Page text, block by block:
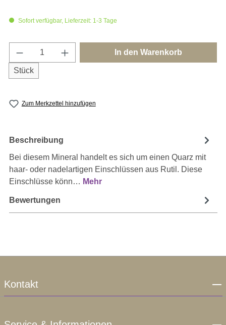
Sofort verfügbar, Lieferzeit: 1-3 Tage
Produkt Anzahl: Gib den gewünschten
Stück
In den Warenkorb
Zum Merkzettel hinzufügen
Beschreibung
Bei diesem Mineral handelt es sich um einen Quarz mit
haar- oder nadelartigen Einschlüssen aus Rutil. Diese
Einschlüsse könn… Mehr
Bewertungen
Kontakt